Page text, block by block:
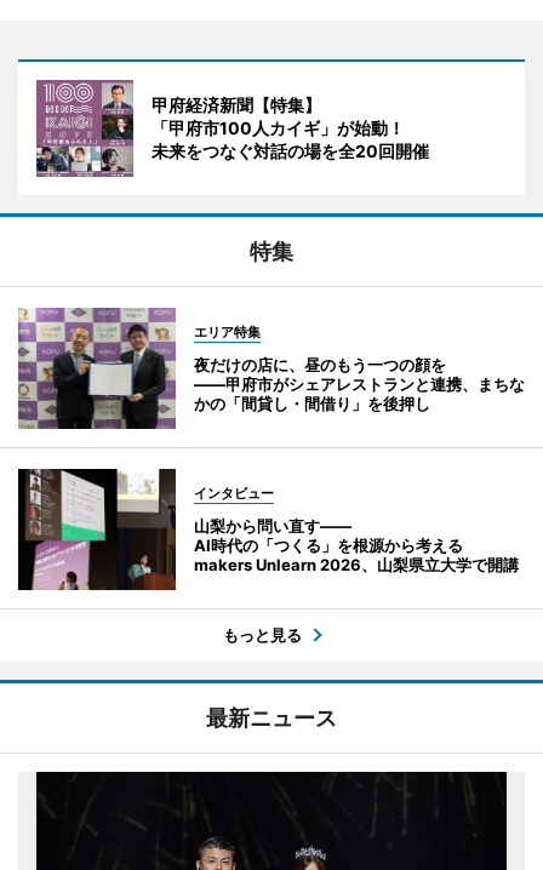
甲府経済新聞【特集】
「甲府市100人カイギ」が始動！
未来をつなぐ対話の場を全20回開催
特集
エリア特集
夜だけの店に、昼のもう一つの顔を
――甲府市がシェアレストランと連携、まちな
かの「間貸し・間借り」を後押し
インタビュー
山梨から問い直す――
AI時代の「つくる」を根源から考える
makers Unlearn 2026、山梨県立大学で開講
もっと見る
最新ニュース